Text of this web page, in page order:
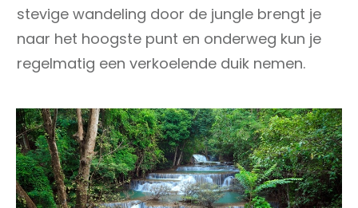
stevige wandeling door de jungle brengt je
naar het hoogste punt en onderweg kun je
regelmatig een verkoelende duik nemen.